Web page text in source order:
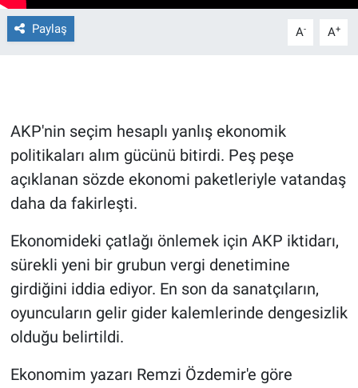
Paylaş A- A+
AKP'nin seçim hesaplı yanlış ekonomik
politikaları alım gücünü bitirdi. Peş peşe
açıklanan sözde ekonomi paketleriyle vatandaş
daha da fakirleşti.
Ekonomideki çatlağı önlemek için AKP iktidarı,
sürekli yeni bir grubun vergi denetimine
girdiğini iddia ediyor. En son da sanatçıların,
oyuncuların gelir gider kalemlerinde dengesizlik
olduğu belirtildi.
Ekonomim yazarı Remzi Özdemir'e göre
Gün Ortası
Haber
İlan
Kimdir
Koronavirüs
Kültür Sanat